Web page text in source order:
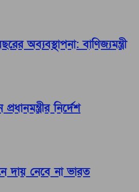
অব্যবস্থাপনা: বাণিজ্যমন্ত্রী
নির্দেশ
দায় নেবে না ভারত